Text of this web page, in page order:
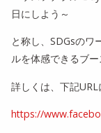
日にしよう～
と称し、SDGsのワ
ルを体感できるブー
詳しくは、下記URL
https://